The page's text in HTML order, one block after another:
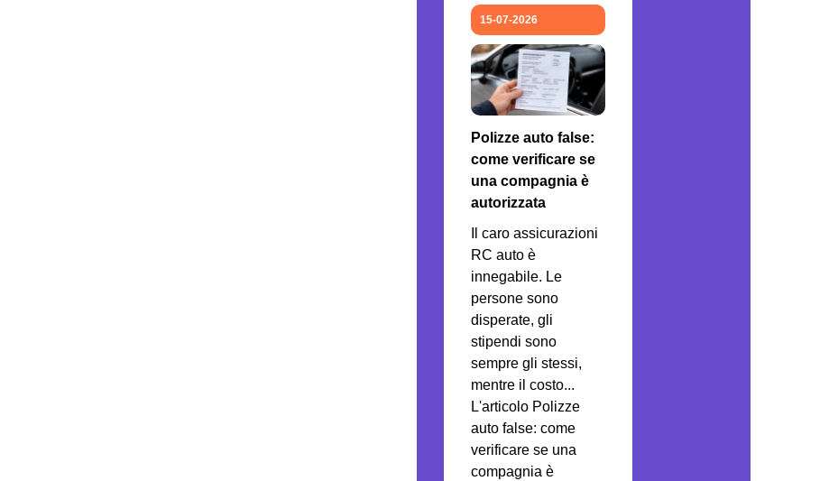
15-07-2026
Polizze auto false:
come verificare se
una compagnia è
autorizzata
Il caro assicurazioni
RC auto è
innegabile. Le
persone sono
disperate, gli
stipendi sono
sempre gli stessi,
mentre il costo...
L'articolo Polizze
auto false: come
verificare se una
compagnia è